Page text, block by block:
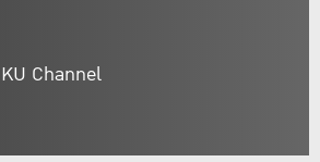
KU Channel